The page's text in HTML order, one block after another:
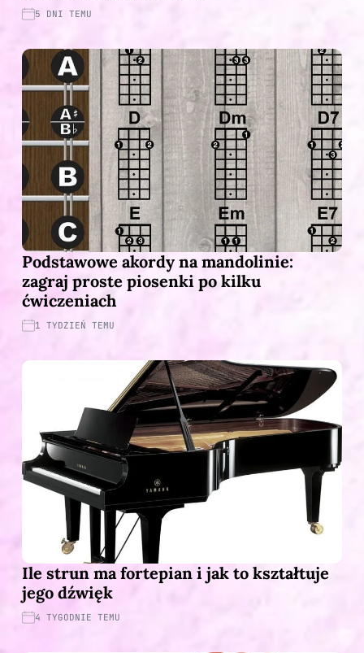
5 DNI TEMU
Podstawowe akordy na mandolinie:
zagraj proste piosenki po kilku
ćwiczeniach
1 TYDZIEŃ TEMU
Ile strun ma fortepian i jak to kształtuje
jego dźwięk
4 TYGODNIE TEMU